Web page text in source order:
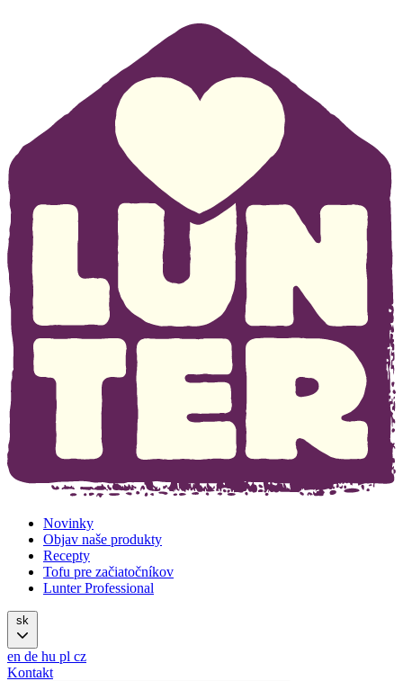
Novinky
Objav naše produkty
Recepty
Tofu pre začiatočníkov
Lunter Professional
sk
en de hu pl cz
Kontakt